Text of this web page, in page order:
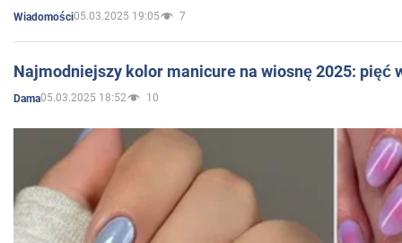
Wiadomości05.03.2025 19:05 7
Najmodniejszy kolor manicure na wiosnę 2025: pięć
Dama05.03.2025 18:52 10